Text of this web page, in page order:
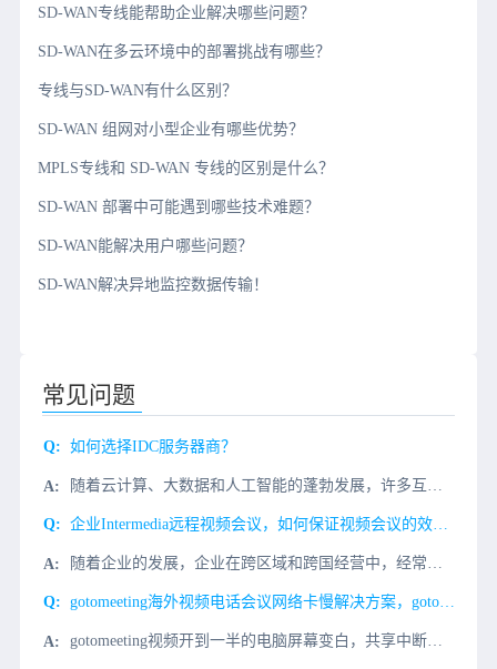
SD-WAN专线能帮助企业解决哪些问题？
SD-WAN在多云环境中的部署挑战有哪些？
专线与SD-WAN有什么区别？
SD-WAN 组网对小型企业有哪些优势？
MPLS专线和 SD-WAN 专线的区别是什么？
SD-WAN 部署中可能遇到哪些技术难题？
SD-WAN能解决用户哪些问题？
SD-WAN解决异地监控数据传输！
常见问题
如何选择IDC服务器商？
企业Intermedia远程视频会议，如何保证视频会议的效果和话音的品质?
gotomeeting海外视频电话会议网络卡慢解决方案，gotomeeting视频专线
gotomeeting视频开到一半的电脑屏幕变白，共享中断，视频掉线，模糊，主要是网络问题，gotomeeting视频会议对端服务器在国外欧美等国家，服务器数据传输缓慢，有丢包的原因。解决gotome...